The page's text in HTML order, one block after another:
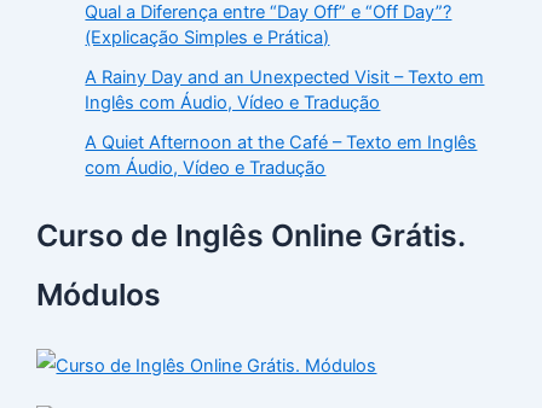
Qual a Diferença entre “Day Off” e “Off Day”?
(Explicação Simples e Prática)
A Rainy Day and an Unexpected Visit – Texto em
Inglês com Áudio, Vídeo e Tradução
A Quiet Afternoon at the Café – Texto em Inglês
com Áudio, Vídeo e Tradução
Curso de Inglês Online Grátis.
Módulos